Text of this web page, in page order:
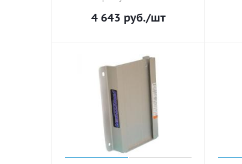
4 643 руб./шт